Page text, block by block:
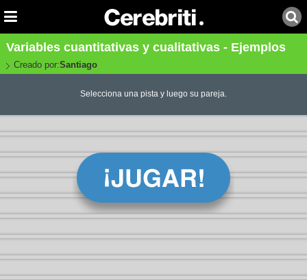
Variables cuantitativas y cualitativas - Ejemplos
Creado por:Santiago
Selecciona una pista y luego su pareja.